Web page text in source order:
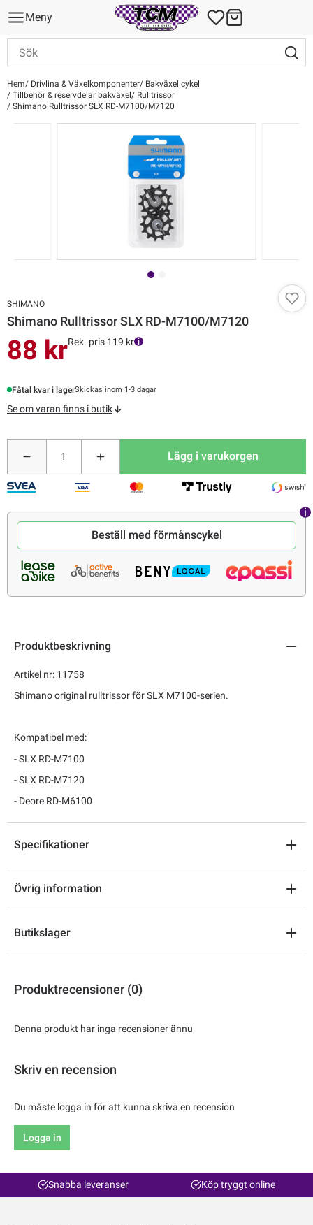
Meny
Hem Drivlina & Växelkomponenter
Bakväxel cykel
Tillbehör & reservdelar bakväxel
Rulltrissor
Shimano Rulltrissor SLX RD-M7100/M7120
SHIMANO
Shimano Rulltrissor SLX RD-M7100/M7120
88 krRek. pris 119 kr
Fåtal kvar i lagerSkickas inom 1-3 dagar
Se om varan finns i butik
Lägg i varukorgen
Beställ med förmånscykel
Produktbeskrivning
Artikel nr: 11758
Shimano original rulltrissor för SLX M7100-serien.
Kompatibel med:
- SLX RD-M7100
- SLX RD-M7120
- Deore RD-M6100
Specifikationer
Övrig information
Butikslager
Produktrecensioner (0)
Denna produkt har inga recensioner ännu
Skriv en recension
Du måste logga in för att kunna skriva en recension
Logga in
Snabba leveranser Köp tryggt online